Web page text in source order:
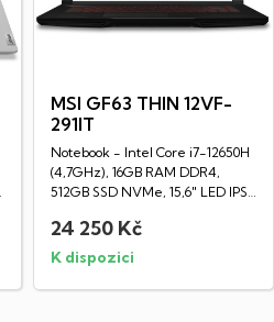
MSI GF63 THIN 12VF-
291IT
Notebook - Intel Core i7-12650H
(4,7GHz), 16GB RAM DDR4,
512GB SSD NVMe, 15,6" LED IPS
24 250 Kč
K dispozici